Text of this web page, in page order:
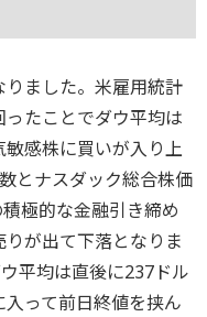
ました。米雇用統計
たことでダウ平均は
感株に買いが入り上
とナスダック総合株価
極的な金融引き締め
が出て下落となりま
平均は直後に237ドル
って前日終値を挟ん